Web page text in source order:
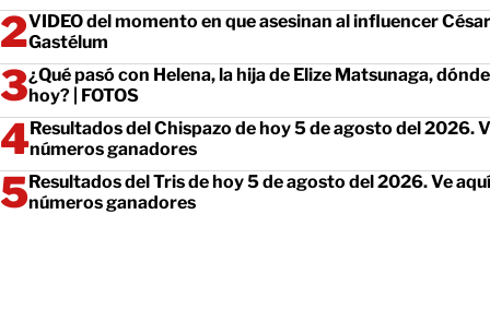
VIDEO del momento en que asesinan al influencer César
Gastélum
¿Qué pasó con Helena, la hija de Elize Matsunaga,
hoy? | FOTOS
Resultados del Chispazo de hoy 5 de agosto del 2026.
números ganadores
Resultados del Tris de hoy 5 de agosto del 2026. Ve
números ganadores